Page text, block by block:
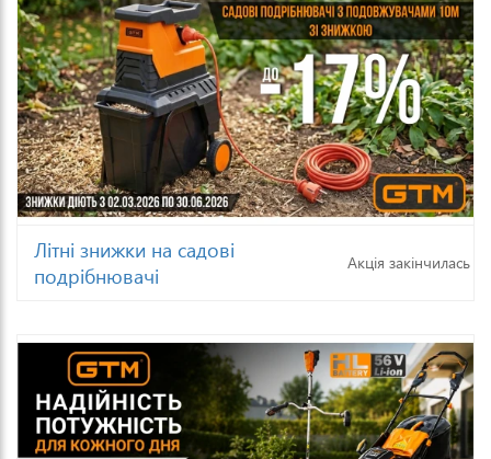
Літні знижки на садові
подрібнювачі
Акція закінчилась